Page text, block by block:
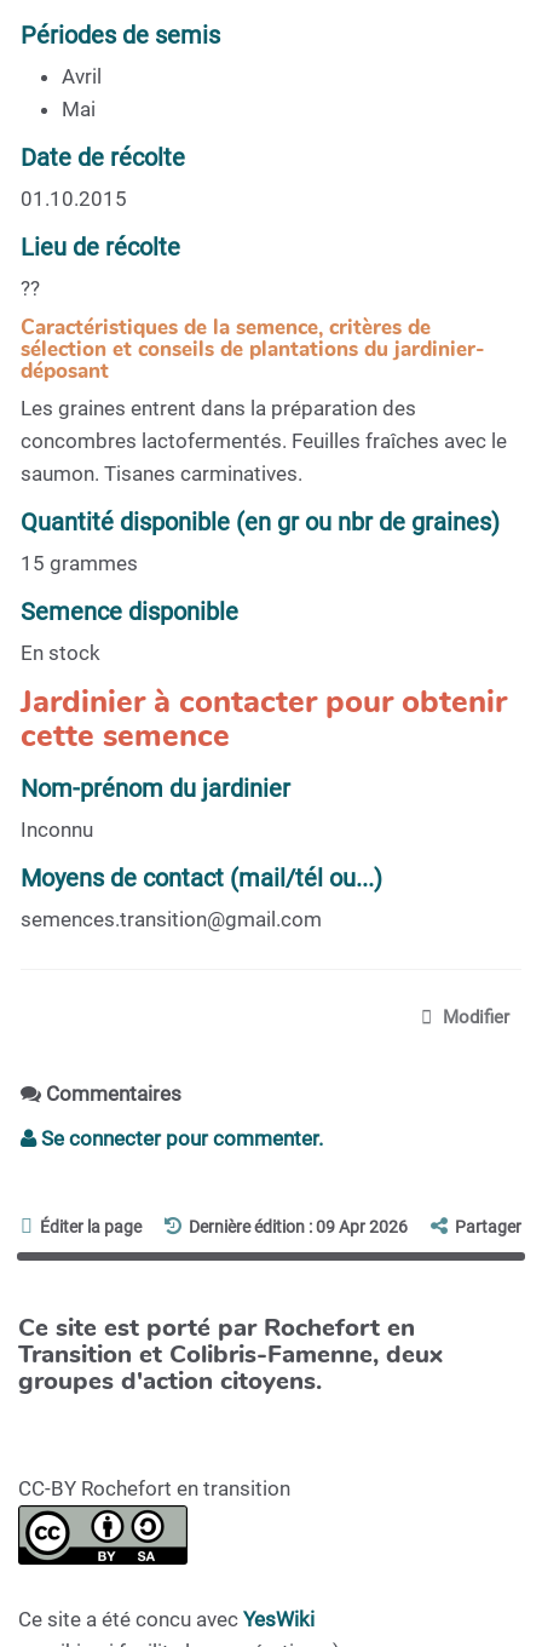
Périodes de semis
Avril
Mai
Date de récolte
01.10.2015
Lieu de récolte
??
Caractéristiques de la semence, critères de
sélection et conseils de plantations du jardinier-
déposant
Les graines entrent dans la préparation des
concombres lactofermentés. Feuilles fraîches avec le
saumon. Tisanes carminatives.
Quantité disponible (en gr ou nbr de graines)
15 grammes
Semence disponible
En stock
Jardinier à contacter pour obtenir
cette semence
Nom-prénom du jardinier
Inconnu
Moyens de contact (mail/tél ou...)
semences.transition@gmail.com
Modifier
Commentaires
Se connecter pour commenter.
Éditer la page Dernière édition : 09 Apr 2026 Partager
Ce site est porté par Rochefort en
Transition et Colibris-Famenne, deux
groupes d'action citoyens.
CC-BY Rochefort en transition
Ce site a été concu avec YesWiki